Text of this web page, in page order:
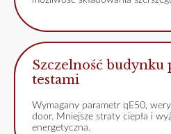
Szczelność
testami
Wymagany parametr qE50,
door. Mniejsze straty ciepła i
energetyczna.